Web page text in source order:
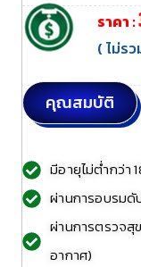
ราคา :
( ไม่ร
คุณสมบัติ
มีอายุไม่ต่ำกว่า
ผ่านการอบรมดั
ผ่านการตรวจสุ
อากาศ)